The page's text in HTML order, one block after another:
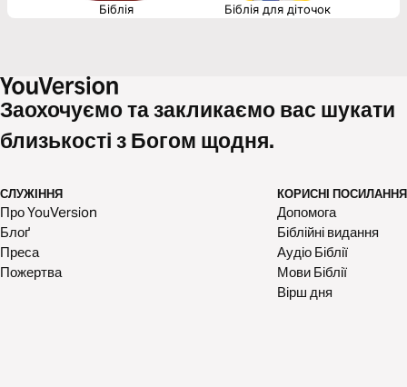
Біблія Біблія для діточок
Заохочуємо та закликаємо вас шукати
близькості з Богом щодня.
СЛУЖІННЯ
Про YouVersion
Блоґ
Преса
Пожертва
КОРИСНІ ПОСИЛАННЯ
Допомога
Біблійні видання
Аудіо Біблії
Мови Біблії
Вірш дня